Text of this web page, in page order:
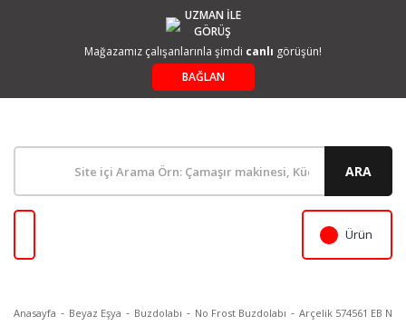
UZMAN İLE
GÖRÜŞ
Mağazamız çalışanlarınla şimdi canlı görüşün!
BAĞLAN
ARA
Ürün
Anasayfa Beyaz Eşya Buzdolabı No Frost Buzdolabı Arçelik 574561 EB No